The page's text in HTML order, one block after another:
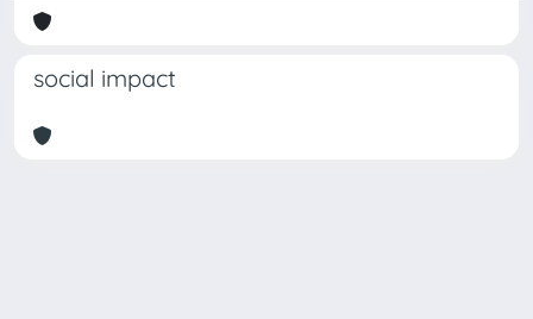
social impact